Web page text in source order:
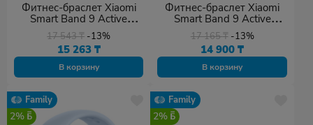
Фитнес-браслет Xiaomi
Smart Band 9 Active
зеленый
17 543₸ -13%
15 263 ₸
В корзину
Фитнес-браслет Xiaomi
Smart Band 9 Active
черный
17 165₸ -13%
14 900₸
В корзину
Family
2%
Family
2%